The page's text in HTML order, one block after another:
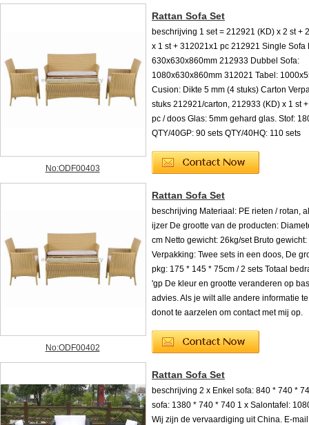
No:ODF00403
Rattan Sofa Set
beschrijving 1 set = 212921 (KD) x 2 st +
x 1 st + 312021x1 pc 212921 Single Sofa
630x630x860mm 212933 Dubbel Sofa:
1080x630x860mm 312021 Tabel:
Cusion: Dikte 5 mm (4 stuks) Carton
stuks 212921/carton, 212933 (KD) x 1 st
pc / doos Glas: 5mm gehard glas. Stof:
QTY/40GP: 90 sets QTY/40HQ: 110 sets
No:ODF00402
Rattan Sofa Set
beschrijving Materiaal: PE rieten / rotan,
ijzer De grootte van de producten:
cm Netto gewicht: 26kg/set Bruto
Verpakking: Twee sets in een doos, De
pkg: 175 * 145 * 75cm / 2 sets Totaal
'gp De kleur en grootte veranderen op
advies. Als je wilt alle andere informatie
donot te aarzelen om contact met mij op.
Rattan Sofa Set
beschrijving 2 x Enkel sofa: 840 * 740 *
sofa: 1380 * 740 * 740 1 x Salontafel:
Wij zijn de vervaardiging uit China. E-